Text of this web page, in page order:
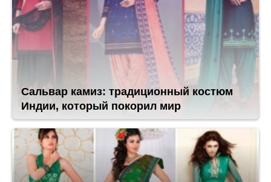
Сальвар камиз: традиционный костюм
Индии, который покорил мир